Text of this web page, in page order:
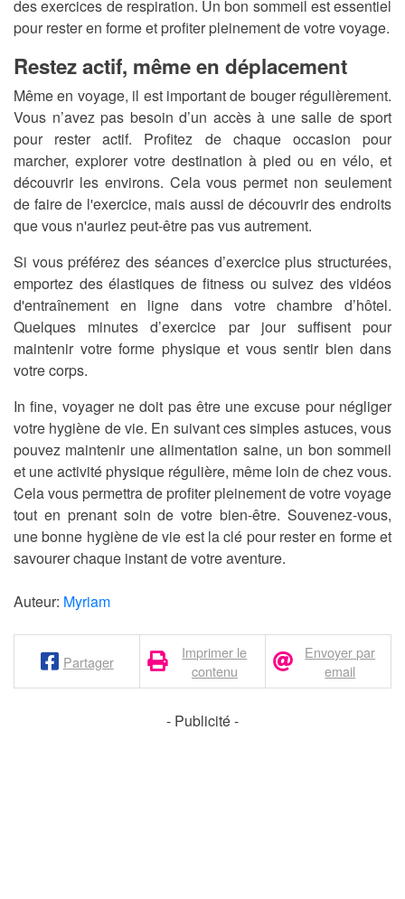
des exercices de respiration. Un bon sommeil est essentiel
pour rester en forme et profiter pleinement de votre voyage.
Restez actif, même en déplacement
Même en voyage, il est important de bouger régulièrement.
Vous n’avez pas besoin d’un accès à une salle de sport
pour rester actif. Profitez de chaque occasion pour
marcher, explorer votre destination à pied ou en vélo, et
découvrir les environs. Cela vous permet non seulement
de faire de l'exercice, mais aussi de découvrir des endroits
que vous n'auriez peut-être pas vus autrement.
Si vous préférez des séances d’exercice plus structurées,
emportez des élastiques de fitness ou suivez des vidéos
d'entraînement en ligne dans votre chambre d’hôtel.
Quelques minutes d’exercice par jour suffisent pour
maintenir votre forme physique et vous sentir bien dans
votre corps.
In fine, voyager ne doit pas être une excuse pour négliger
votre hygiène de vie. En suivant ces simples astuces, vous
pouvez maintenir une alimentation saine, un bon sommeil
et une activité physique régulière, même loin de chez vous.
Cela vous permettra de profiter pleinement de votre voyage
tout en prenant soin de votre bien-être. Souvenez-vous,
une bonne hygiène de vie est la clé pour rester en forme et
savourer chaque instant de votre aventure.
Auteur: Myriam
Partager
Imprimer le
contenu
Envoyer par
email
- Publicité -